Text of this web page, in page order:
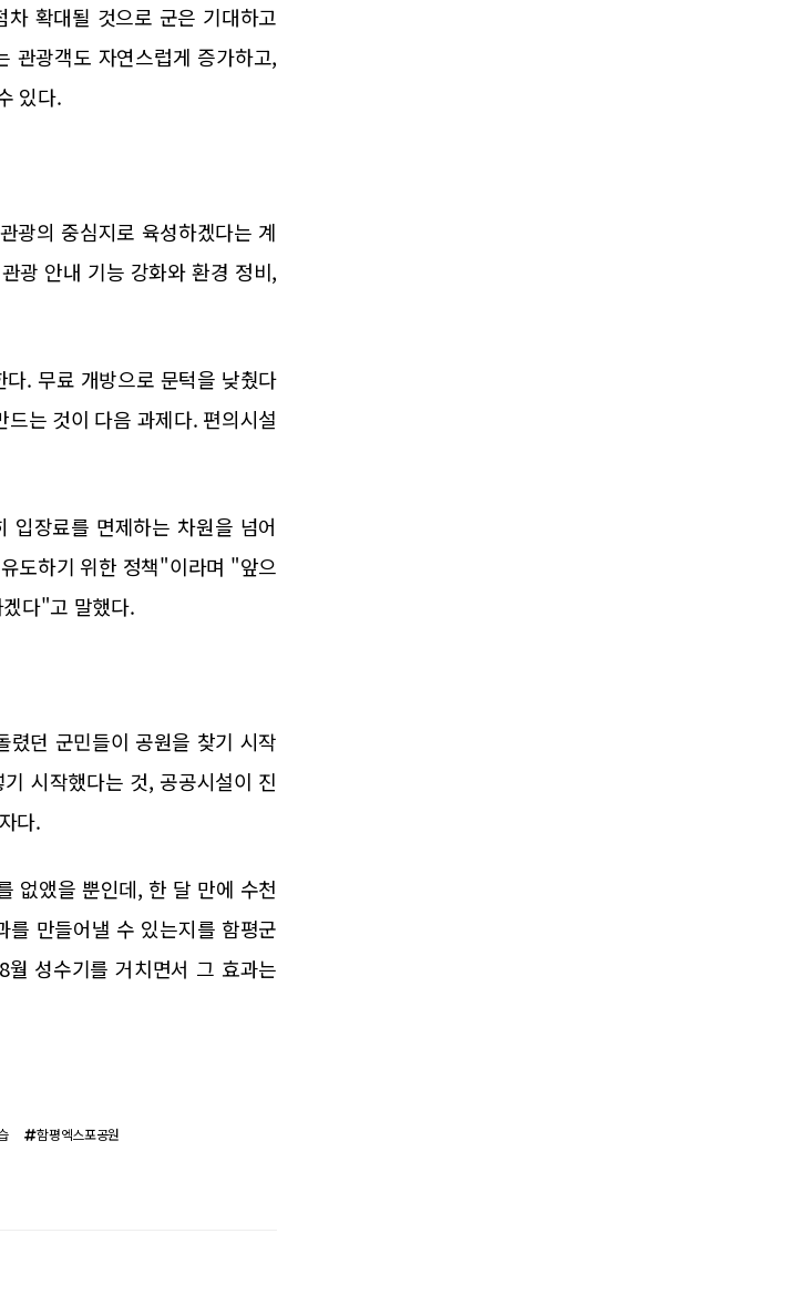
확대될 것으로 군은 기대하고
관광객도 자연스럽게 증가하고,
있다.
광의 중심지로 육성하겠다는 계
광 안내 기능 강화와 환경 정비,
. 무료 개방으로 문턱을 낮췄다
는 것이 다음 과제다. 편의시설
입장료를 면제하는 차원을 넘어
도하기 위한 정책"이라며 "앞으
다"고 말했다.
던 군민들이 공원을 찾기 시작
시작했다는 것, 공공시설이 진
다.
없앴을 뿐인데, 한 달 만에 수천
만들어낼 수 있는지를 함평군
성수기를 거치면서 그 효과는
함평엑스포공원